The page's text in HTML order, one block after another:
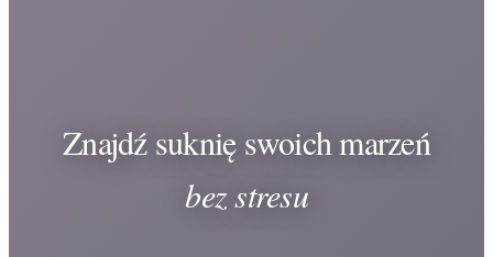
Znajdź suknię swoich marzeń
bez stresu